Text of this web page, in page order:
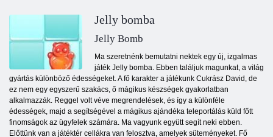
Jelly bomba
Jelly Bomb
Ma szeretnénk bemutatni nektek egy új, izgalmas
játék Jelly bomba. Ebben találjuk magunkat, a világ
gyártás különböző édességeket. A fő karakter a játékunk Cukrász David, de
ez nem egy egyszerű szakács, ő mágikus készségek gyakorlatban
alkalmazzák. Reggel volt véve megrendelések, és így a különféle
édességek, majd a segítségével a mágikus ajándéka teleportálás küld főtt
finomságok az ügyfelek számára. Ma vagyunk együtt segít neki ebben.
Előttünk van a játéktér cellákra van felosztva, amelyek süteményeket. Fő